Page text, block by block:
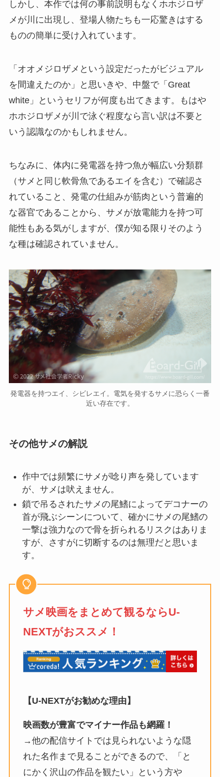
しかし、本作では何の事前説明もなくホホジロザ
メが川に出現し、登場人物たちも一応驚きはする
ものの簡単に受け入れています。
「オオメジロザメという設定だったがビジュアル
を間違えたのか」と思いきや、中盤で「Great
white」というセリフが何度も出てきます。もはや
ホホジロザメが川で泳ぐ程度なら言い訳は不要と
いう認識なのかもしれません。
ちなみに、体内に発電器を持つ魚が幅広い分類群
（サメと同じ軟骨魚であるエイを含む）で確認さ
れていること、発電の仕組みが筋肉という普遍的
な器官であることから、サメが放電能力を持つ可
能性もある気がしますが、僕が知る限りそのよう
な種は確認されていません。
発電器を持つエイ、シビレエイ。電気を発するサメに恐らく一番
近い存在です。
その他サメの解説
作中では頻繁にサメが唸り声を発しています
が、サメは吠えません。
鎖で吊るされたサメの尾鰭によってデコナーの
首が飛ぶシーンについて、確かにサメの尾鰭の
一撃は強力なので骨を折られるリスクはありま
すが、さすがに切断するのは無理だと思いま
す。
サメ映画をまとめて観るならU-
NEXTがおススメ！
【U-NEXTがお勧めな理由】
映画数が豊富でマイナー作品も網羅！
→他の配信サイトでは見られないような隠
れた名作まで見ることができるので、「と
にかく沢山の作品を観たい」という方や